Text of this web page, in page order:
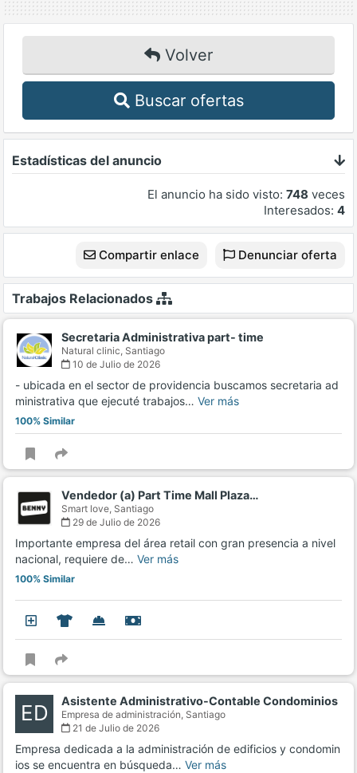
Volver
Buscar ofertas
Estadísticas del anuncio
El anuncio ha sido visto: 748 veces
Interesados: 4
Compartir enlace Denunciar oferta
Trabajos Relacionados
Secretaria Administrativa part- time
Natural clinic, Santiago
10 de Julio de 2026
- ubicada en el sector de providencia buscamos secretaria ad
ministrativa que ejecuté trabajos… Ver más
100% Similar
Vendedor (a) Part Time Mall Plaza…
Smart love, Santiago
29 de Julio de 2026
Importante empresa del área retail con gran presencia a nivel
nacional, requiere de… Ver más
100% Similar
ED Asistente Administrativo-Contable Condominios
Empresa de administración, Santiago
21 de Julio de 2026
Empresa dedicada a la administración de edificios y condomin
ios se encuentra en búsqueda… Ver más